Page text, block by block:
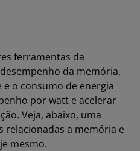
ferramentas da
da memória,
o consumo de energia
por watt e acelerar
Veja, abaixo, uma
relacionadas a memória e
mesmo.